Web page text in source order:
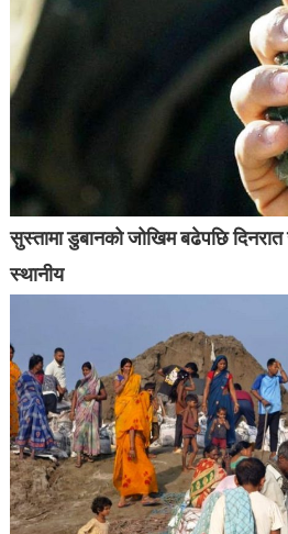
सुस्तामा डुबानको जोखिम बढेपछि
स्थानीय